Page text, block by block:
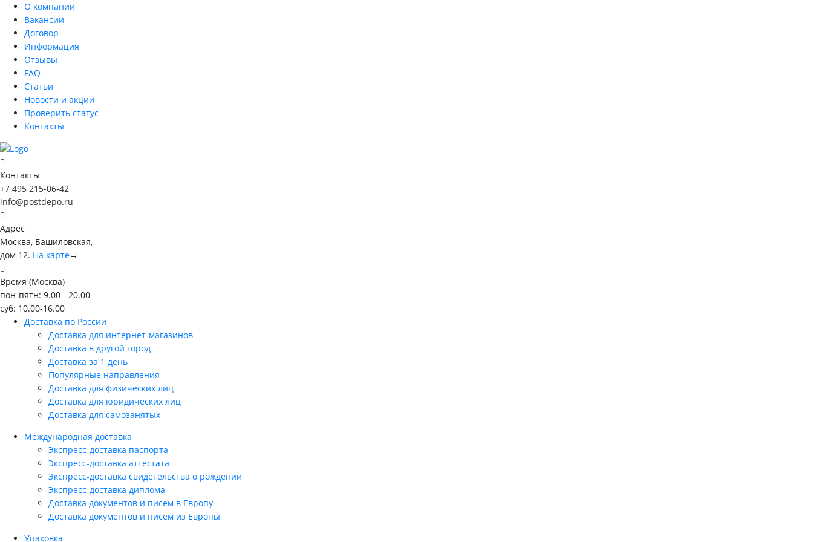
О компании
Вакансии
Договор
Информация
Отзывы
FAQ
Статьи
Новости и акции
Проверить статус
Контакты
Контакты
+7 495 215-06-42
info@postdepo.ru
Адрес
Москва, Башиловская,
дом 12. На карте→
Время (Москва)
пон-пятн: 9.00 - 20.00
суб: 10.00-16.00
Доставка по России
Доставка для интернет-магазинов
Доставка в другой город
Доставка за 1 день
Популярные направления
Доставка для физических лиц
Доставка для юридических лиц
Доставка для самозанятых
Международная доставка
Экспресс-доставка паспорта
Экспресс-доставка аттестата
Экспресс-доставка свидетельства о рождении
Экспресс-доставка диплома
Доставка документов и писем в Европу
Доставка документов и писем из Европы
Упаковка